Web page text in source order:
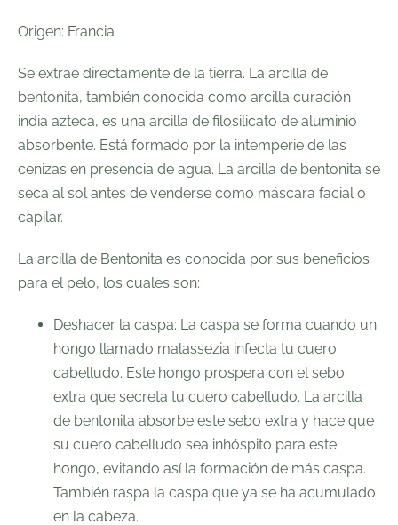
Origen: Francia
Se extrae directamente de la tierra. La arcilla de
bentonita, también conocida como arcilla curación
india azteca, es una arcilla de filosilicato de aluminio
absorbente. Está formado por la intemperie de las
cenizas en presencia de agua. La arcilla de bentonita se
seca al sol antes de venderse como máscara facial o
capilar.
La arcilla de Bentonita es conocida por sus beneficios
para el pelo, los cuales son:
Deshacer la caspa: La caspa se forma cuando un
hongo llamado malassezia infecta tu cuero
cabelludo. Este hongo prospera con el sebo
extra que secreta tu cuero cabelludo. La arcilla
de bentonita absorbe este sebo extra y hace que
su cuero cabelludo sea inhóspito para este
hongo, evitando así la formación de más caspa.
También raspa la caspa que ya se ha acumulado
en la cabeza.